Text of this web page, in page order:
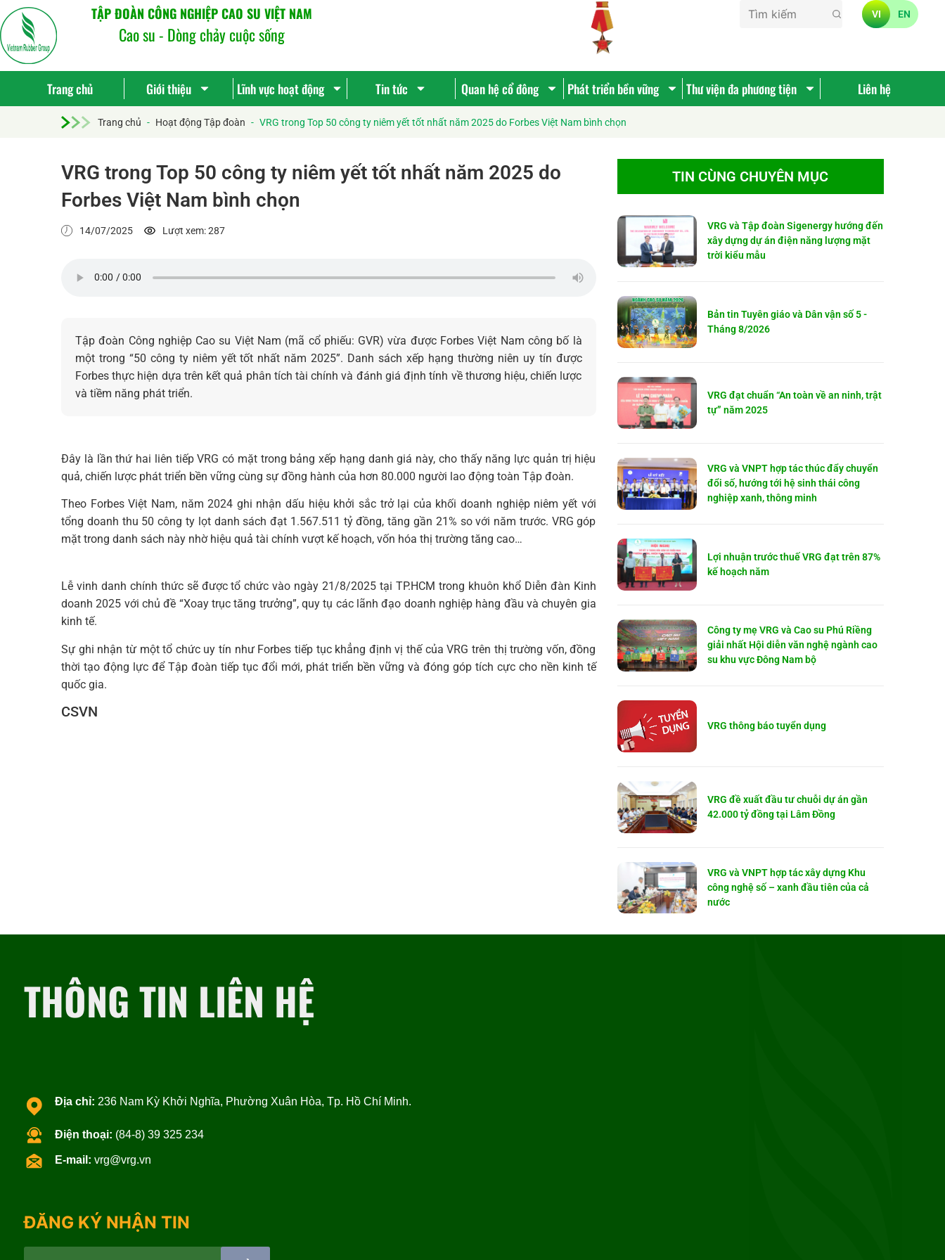
TẬP ĐOÀN CÔNG NGHIỆP CAO SU VIỆT NAM
Cao su - Dòng chảy cuộc sống
VI EN
Trang chủ Giới thiệu Lĩnh vực hoạt động Tin tức Quan hệ cổ đông Phát triển bền vững Thư viện đa phương tiện Liên hệ
Trang chủ - Hoạt động Tập đoàn - VRG trong Top 50 công ty niêm yết tốt nhất năm 2025 do Forbes Việt Nam bình chọn
VRG trong Top 50 công ty niêm yết tốt nhất năm 2025 do
Forbes Việt Nam bình chọn
14/07/2025 Lượt xem: 287
Tập đoàn Công nghiệp Cao su Việt Nam (mã cổ phiếu: GVR) vừa được Forbes Việt Nam công bố là
một trong “50 công ty niêm yết tốt nhất năm 2025”. Danh sách xếp hạng thường niên uy tín được
Forbes thực hiện dựa trên kết quả phân tích tài chính và đánh giá định tính về thương hiệu, chiến lược
và tiềm năng phát triển.
Đây là lần thứ hai liên tiếp VRG có mặt trong bảng xếp hạng danh giá này, cho thấy năng lực quản trị hiệu
quả, chiến lược phát triển bền vững cùng sự đồng hành của hơn 80.000 người lao động toàn Tập đoàn.
Theo Forbes Việt Nam, năm 2024 ghi nhận dấu hiệu khởi sắc trở lại của khối doanh nghiệp niêm yết với
tổng doanh thu 50 công ty lọt danh sách đạt 1.567.511 tỷ đồng, tăng gần 21% so với năm trước. VRG góp
mặt trong danh sách này nhờ hiệu quả tài chính vượt kế hoạch, vốn hóa thị trường tăng cao…
Lễ vinh danh chính thức sẽ được tổ chức vào ngày 21/8/2025 tại TP.HCM trong khuôn khổ Diễn đàn Kinh
doanh 2025 với chủ đề “Xoay trục tăng trưởng”, quy tụ các lãnh đạo doanh nghiệp hàng đầu và chuyên gia
kinh tế.
Sự ghi nhận từ một tổ chức uy tín như Forbes tiếp tục khẳng định vị thế của VRG trên thị trường vốn, đồng
thời tạo động lực để Tập đoàn tiếp tục đổi mới, phát triển bền vững và đóng góp tích cực cho nền kinh tế
quốc gia.
CSVN
TIN CÙNG CHUYÊN MỤC
VRG và Tập đoàn Sigenergy hướng đến
xây dựng dự án điện năng lượng mặt
trời kiểu mẫu
Bản tin Tuyên giáo và Dân vận số 5 -
Tháng 8/2026
VRG đạt chuẩn “An toàn về an ninh, trật
tự” năm 2025
VRG và VNPT hợp tác thúc đẩy chuyển
đổi số, hướng tới hệ sinh thái công
nghiệp xanh, thông minh
Lợi nhuận trước thuế VRG đạt trên 87%
kế hoạch năm
Công ty mẹ VRG và Cao su Phú Riềng
giải nhất Hội diễn văn nghệ ngành cao
su khu vực Đông Nam bộ
VRG thông báo tuyển dụng
VRG đề xuất đầu tư chuỗi dự án gần
42.000 tỷ đồng tại Lâm Đồng
VRG và VNPT hợp tác xây dựng Khu
công nghệ số – xanh đầu tiên của cả
nước
THÔNG TIN LIÊN HỆ
Địa chỉ: 236 Nam Kỳ Khởi Nghĩa, Phường Xuân Hòa, Tp. Hồ Chí Minh.
Điện thoại: (84-8) 39 325 234
E-mail: vrg@vrg.vn
ĐĂNG KÝ NHẬN TIN
kiếm...